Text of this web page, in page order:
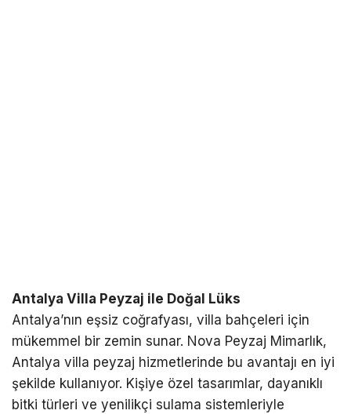
Antalya Villa Peyzaj ile Doğal Lüks
Antalya’nın eşsiz coğrafyası, villa bahçeleri için
mükemmel bir zemin sunar. Nova Peyzaj Mimarlık,
Antalya villa peyzaj hizmetlerinde bu avantajı en iyi
şekilde kullanıyor. Kişiye özel tasarımlar, dayanıklı
bitki türleri ve yenilikçi sulama sistemleriyle